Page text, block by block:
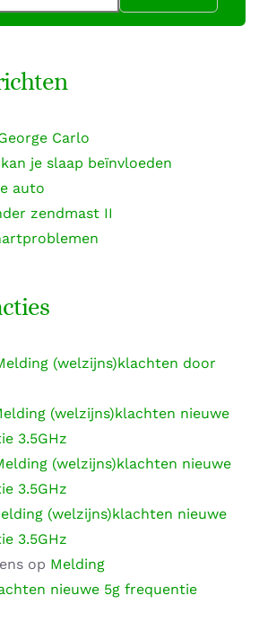
Carlo
je slaap beïnvloeden
auto
zendmast II
(welzijns)klachten door
(welzijns)klachten nieuwe
3.5GHz
(welzijns)klachten nieuwe
3.5GHz
(welzijns)klachten nieuwe
3.5GHz
op Melding
nieuwe 5g frequentie